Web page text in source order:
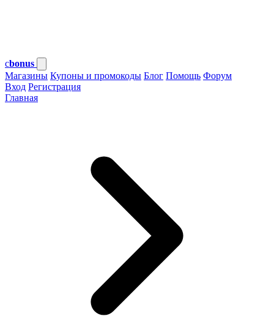
cbonus
Магазины Купоны и промокоды Блог Помощь Форум
Вход Регистрация
Главная